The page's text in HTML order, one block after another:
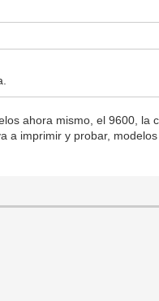
ahora mismo, el 9600, la
imprimir y probar,